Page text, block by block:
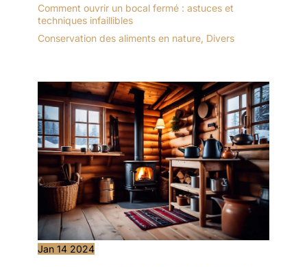
Comment ouvrir un bocal fermé : astuces et
techniques infaillibles
Conservation des aliments en nature, Divers
Jan 14 2024